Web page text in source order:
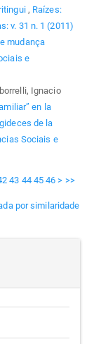
, Raízes:
v. 31 n. 1 (2011)
mudança
e
Ignacio
en la
de la
Sociais e
43 44 45 46 > >>
por similaridade